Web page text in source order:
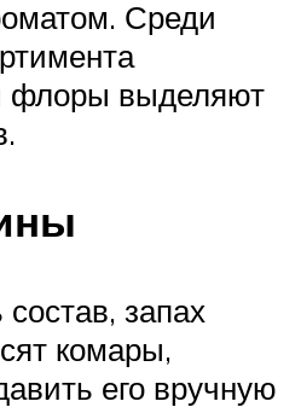
Среди
флоры выделяют
запах
комары,
его вручную